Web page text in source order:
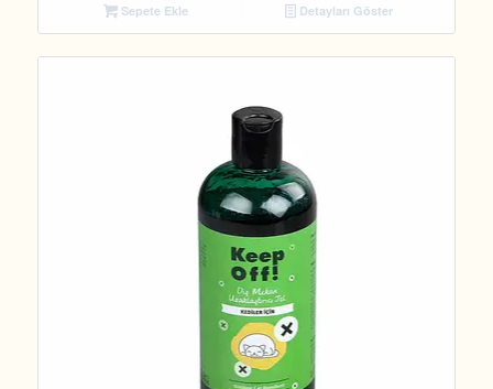
Sepete Ekle Detayları Göster